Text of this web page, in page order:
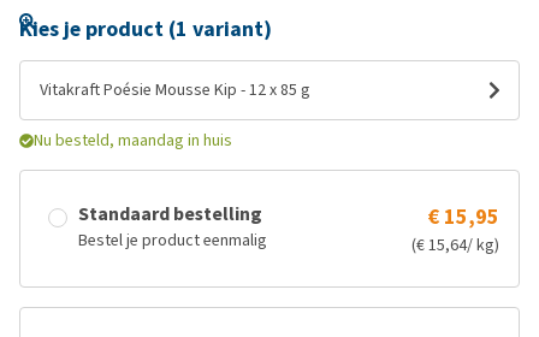
Kies je product (1 variant)
Vitakraft Poésie Mousse Kip - 12 x 85 g
Nu besteld, maandag in huis
Standaard bestelling
Bestel je product eenmalig
€ 15,95
(€ 15,64/ kg)